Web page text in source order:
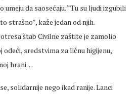
umeju da saosećaju. “Tu su ljudi izgubili
strašno”, kaže jedan od njih.
štab Civilne zaštite je zamolio
odeći, sredstvima za ličnu higijenu,
hrani…
solidarnije nego ikad ranije. Lanci